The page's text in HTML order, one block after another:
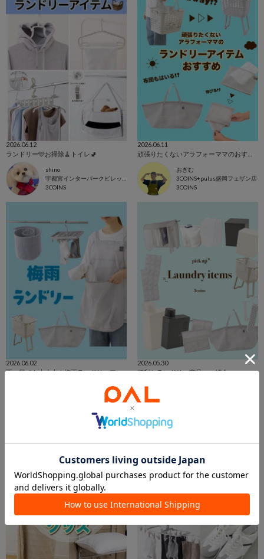
2026.06.12
ランドリー🩵お掃除🧹トイレ🚽
shino
3COINS
2026.06.11
おぎむ
3COINS+pulus盛岡フェザン店
3COINS
2026.06.02
雨の日でも大丈夫！梅雨ランドリーアイテム🧺
新さっぽろサンピアザ店
新さっぽろサンピアザ店
2026.05.30
便利なランドリー商品のご紹介🧺